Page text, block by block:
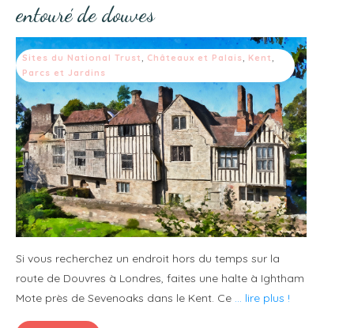
entouré de douves
Sites du National Trust Châteaux et Palais Kent
Parcs et Jardins
Si vous recherchez un endroit hors du temps sur la
route de Douvres à Londres, faites une halte à Ightham
Mote près de Sevenoaks dans le Kent. Ce ... lire plus !